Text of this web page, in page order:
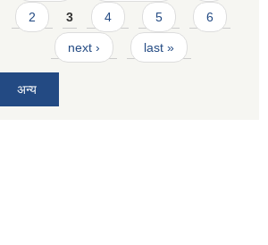
2 3 4 5 6
next › last »
अन्य